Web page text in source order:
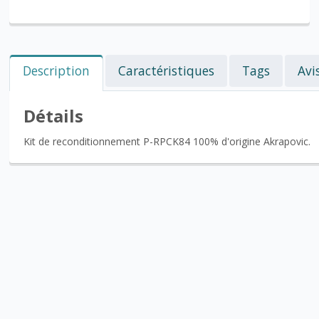
Description Caractéristiques Tags
Détails
Kit de reconditionnement P-RPCK84 100% d'origine Akrapovic.